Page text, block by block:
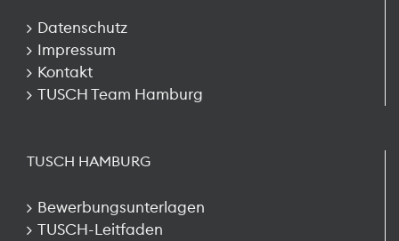
Datenschutz
Impressum
Kontakt
TUSCH Team Hamburg
TUSCH HAMBURG
Bewerbungsunterlagen
TUSCH-Leitfaden